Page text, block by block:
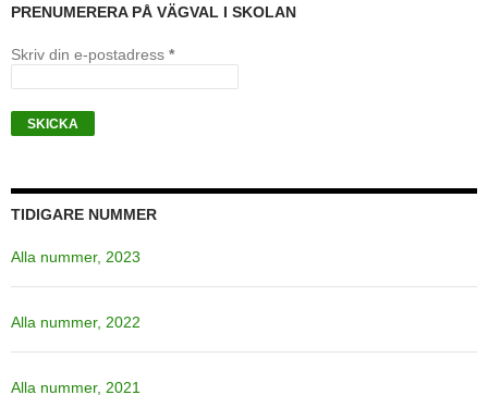
PRENUMERERA PÅ VÄGVAL I SKOLAN
Skriv din e-postadress *
TIDIGARE NUMMER
Alla nummer, 2023
Alla nummer, 2022
Alla nummer, 2021